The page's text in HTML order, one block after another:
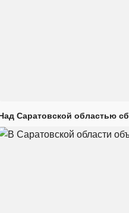
Саратовской областью